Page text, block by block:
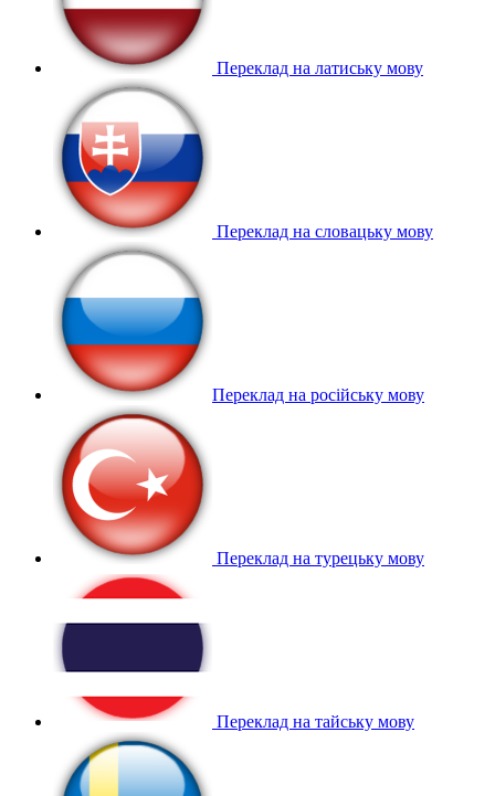
Переклад на латиську мову
Переклад на словацьку мову
Переклад на російську мову
Переклад на турецьку мову
Переклад на тайську мову